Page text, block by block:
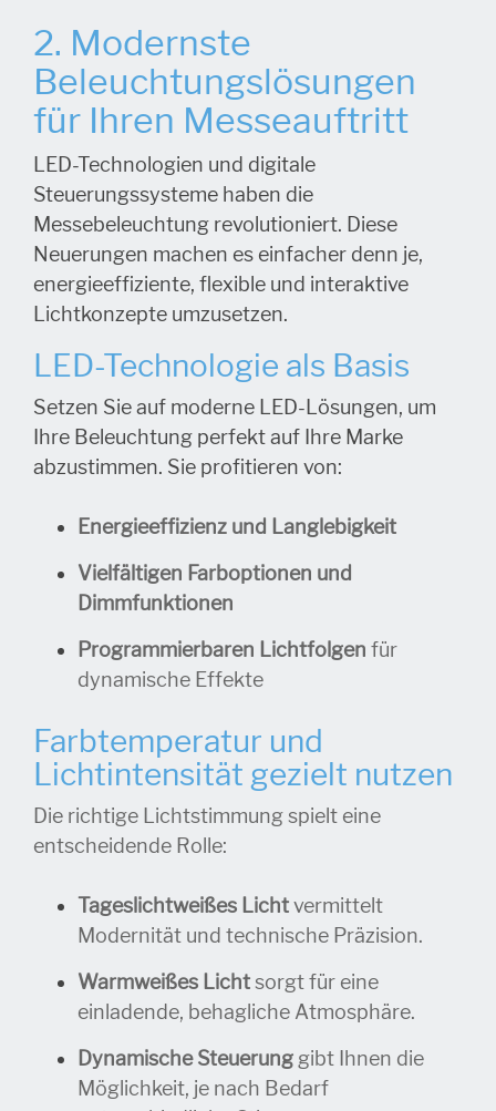
2. Modernste
Beleuchtungslösungen
für Ihren Messeauftritt
LED-Technologien und digitale
Steuerungssysteme haben die
Messebeleuchtung revolutioniert. Diese
Neuerungen machen es einfacher denn je,
energieeffiziente, flexible und interaktive
Lichtkonzepte umzusetzen.
LED-Technologie als Basis
Setzen Sie auf moderne LED-Lösungen, um
Ihre Beleuchtung perfekt auf Ihre Marke
abzustimmen. Sie profitieren von:
Energieeffizienz und Langlebigkeit
Vielfältigen Farboptionen und
Dimmfunktionen
Programmierbaren Lichtfolgen für
dynamische Effekte
Farbtemperatur und
Lichtintensität gezielt nutzen
Die richtige Lichtstimmung spielt eine
entscheidende Rolle:
Tageslichtweißes Lichtvermittelt
Modernität und technische Präzision.
Warmweißes Lichtsorgt für eine
einladende, behagliche Atmosphäre.
Dynamische Steuerunggibt Ihnen die
Möglichkeit, je nach Bedarf